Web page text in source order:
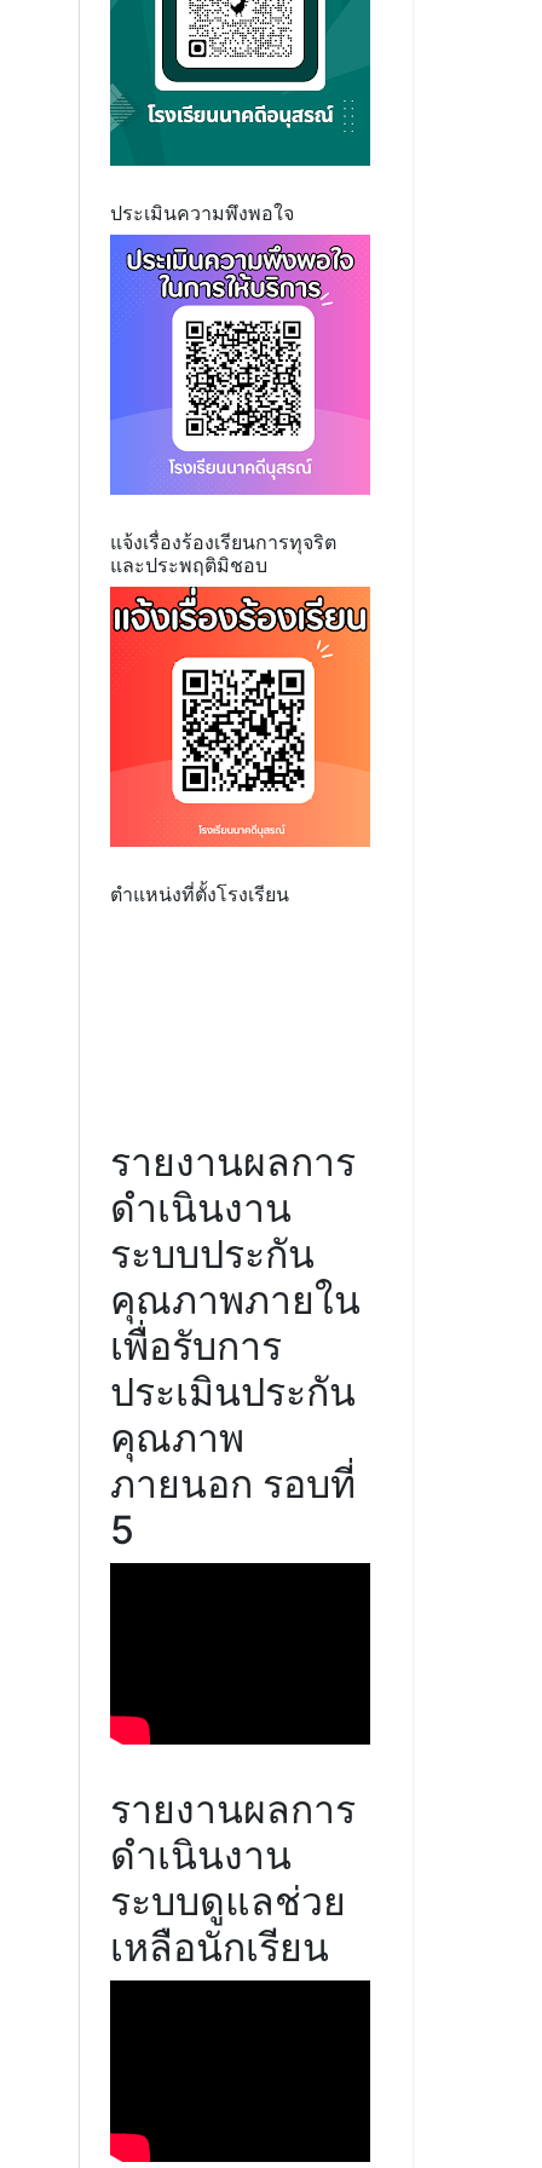
ประเมินความพึงพอใจ
แจ้งเรื่องร้องเรียนการทุจริต
และประพฤติมิชอบ
ตำแหน่งที่ตั้งโรงเรียน
รายงานผลการ
ดำเนินงาน
ระบบประกัน
คุณภาพภายใน
เพื่อรับการ
ประเมินประกัน
คุณภาพ
ภายนอก รอบที่
5
รายงานผลการ
ดำเนินงาน
ระบบดูแลช่วย
เหลือนักเรียน